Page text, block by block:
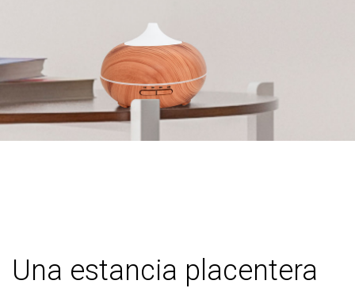
Una estancia placentera